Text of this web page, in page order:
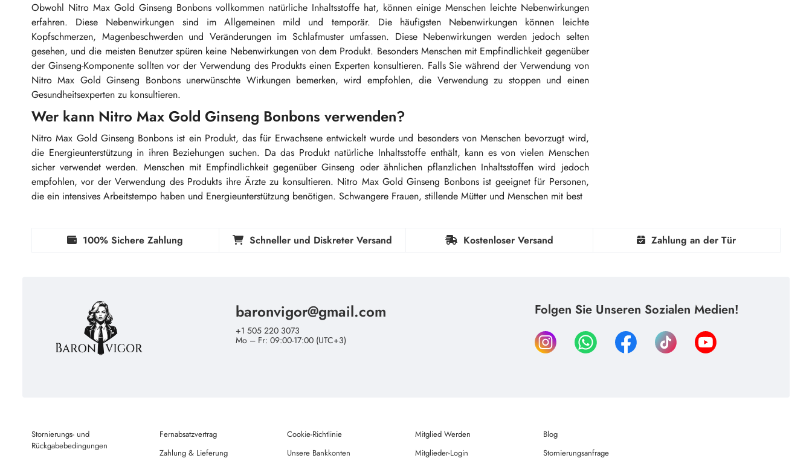
Obwohl Nitro Max Gold Ginseng Bonbons vollkommen natürliche Inhaltsstoffe hat, können einige Menschen leichte Nebenwirkungen
erfahren. Diese Nebenwirkungen sind im Allgemeinen mild und temporär. Die häufigsten Nebenwirkungen können leichte
Kopfschmerzen, Magenbeschwerden und Veränderungen im Schlafmuster umfassen. Diese Nebenwirkungen werden jedoch selten
gesehen, und die meisten Benutzer spüren keine Nebenwirkungen von dem Produkt. Besonders Menschen mit Empfindlichkeit gegenüber
der Ginseng-Komponente sollten vor der Verwendung des Produkts einen Experten konsultieren. Falls Sie während der Verwendung von
Nitro Max Gold Ginseng Bonbons unerwünschte Wirkungen bemerken, wird empfohlen, die Verwendung zu stoppen und einen
Gesundheitsexperten zu konsultieren.
Wer kann Nitro Max Gold Ginseng Bonbons verwenden?
Nitro Max Gold Ginseng Bonbons ist ein Produkt, das für Erwachsene entwickelt wurde und besonders von Menschen bevorzugt wird,
die Energieunterstützung in ihren Beziehungen suchen. Da das Produkt natürliche Inhaltsstoffe enthält, kann es von vielen Menschen
sicher verwendet werden. Menschen mit Empfindlichkeit gegenüber Ginseng oder ähnlichen pflanzlichen Inhaltsstoffen wird jedoch
empfohlen, vor der Verwendung des Produkts ihre Ärzte zu konsultieren. Nitro Max Gold Ginseng Bonbons ist geeignet für Personen,
die ein intensives Arbeitstempo haben und Energieunterstützung benötigen. Schwangere Frauen, stillende Mütter und Menschen mit best
100% Sichere Zahlung Schneller und Diskreter Versand Kostenloser Versand Zahlung an der Tür
baronvigor@gmail.com
+1 505 220 3073
Mo – Fr: 09:00-17:00 (UTC+3)
Folgen Sie Unseren Sozialen Medien!
Stornierungs- und
Rückgabebedingungen
Fernabsatzvertrag
Zahlung & Lieferung
Cookie-Richtlinie
Unsere Bankkonten
Mitglied Werden
Mitglieder-Login
Blog
Stornierungsanfrage